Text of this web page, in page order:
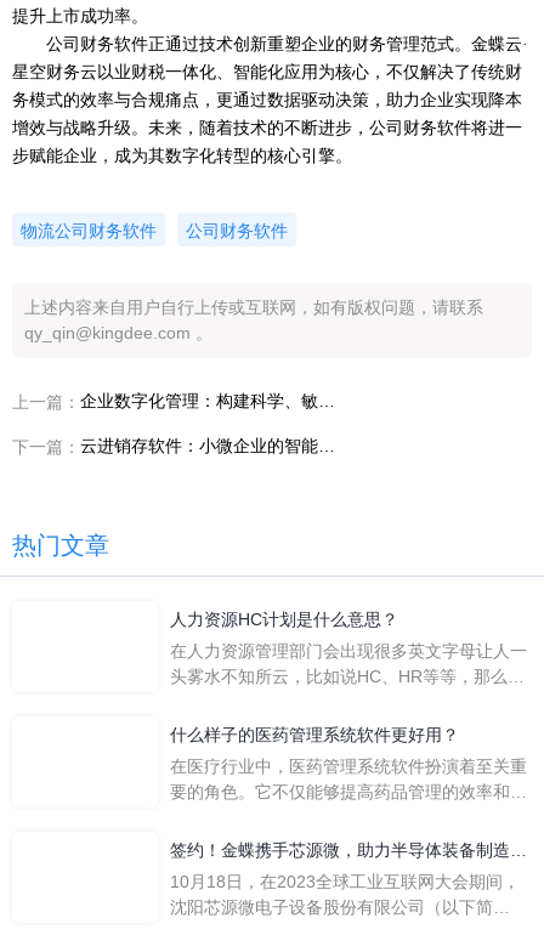
提升上市成功率。
公司财务软件正通过技术创新重塑企业的财务管理范式。金蝶云·
星空财务云以业财税一体化、智能化应用为核心，不仅解决了传统财
务模式的效率与合规痛点，更通过数据驱动决策，助力企业实现降本
增效与战略升级。未来，随着技术的不断进步，公司财务软件将进一
步赋能企业，成为其数字化转型的核心引擎。
物流公司财务软件 公司财务软件
上述内容来自用户自行上传或互联网，如有版权问题，请联系
qy_qin@kingdee.com 。
上一篇：
下一篇：
热门文章
人力资源HC计划是什么意思？
在人力资源管理部门会出现很多英文字母让人一
头雾水不知所云，比如说HC、HR等等，那么它
么呢？
什么样子的医药管理系统软件更好用？
在医疗行业中，医药管理系统软件扮演着至关重
要的角色。它不仅能够提高药品管理的效率和准
一个好用的医药管理系统软件应具备以下特点。
地进行操作。 复杂的
签约！金蝶携手芯源微，助力半导体装备制造领
先企业迈向世界
10月18日，在2023全球工业互联网大会期间，
沈阳芯源微电子设备股份有限公司（以下简